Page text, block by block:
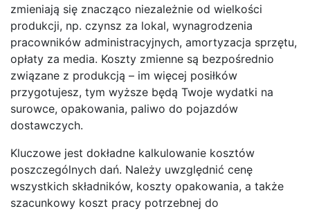
zmieniają się znacząco niezależnie od wielkości
produkcji, np. czynsz za lokal, wynagrodzenia
pracowników administracyjnych, amortyzacja sprzętu,
opłaty za media. Koszty zmienne są bezpośrednio
związane z produkcją – im więcej posiłków
przygotujesz, tym wyższe będą Twoje wydatki na
surowce, opakowania, paliwo do pojazdów
dostawczych.
Kluczowe jest dokładne kalkulowanie kosztów
poszczególnych dań. Należy uwzględnić cenę
wszystkich składników, koszty opakowania, a także
szacunkowy koszt pracy potrzebnej do